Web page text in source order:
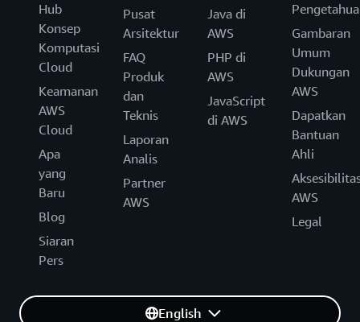
Hub
Konsep
Komputasi
Cloud
Keamanan
AWS
Cloud
Apa
yang
Baru
Blog
Siaran
Pers
Pusat
Arsitektur
FAQ
Produk
dan
Teknis
Laporan
Analis
Partner
AWS
Java di
AWS
PHP di
AWS
JavaScript
di AWS
Gambaran
Umum
Dukungan
AWS
Dapatkan
Bantuan
Ahli
AWS
Legal
English